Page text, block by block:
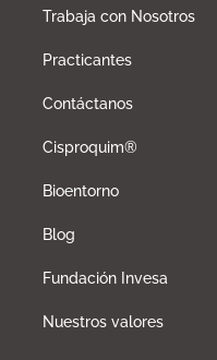
Trabaja con Nosotros
Practicantes
Contáctanos
Cisproquim®
Bioentorno
Blog
Fundación Invesa
Nuestros valores